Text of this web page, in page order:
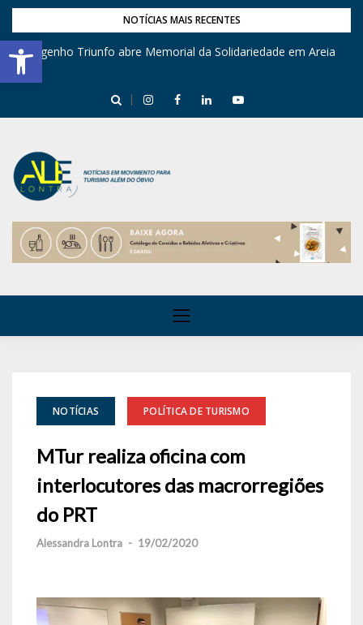
Barra de Ferramentas Aberta
NOTÍCIAS MAIS RECENTES
Engenho Triunfo abre Memorial da Solidariedade em Areia
NOTÍCIAS POLÍTICA DE TURISMO
MTur realiza oficina com
interlocutores das macrorregiões
do PRT
Alessandra Lontra - 19/02/2020